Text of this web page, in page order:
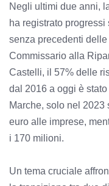
Negli ultimi due anni,
ha registrato
senza precedenti
Commissario alla
Castelli, il 57% delle
dal 2016 a oggi è
Marche, solo nel 2023
euro alle imprese,
i 170 milioni.
Un tema cruciale